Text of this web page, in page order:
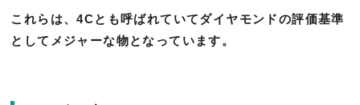
これらは、4Cとも呼ばれていてダイヤモンドの評価基準
としてメジャーな物となっています。